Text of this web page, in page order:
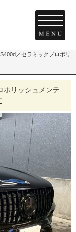
／セラミックプロポリ